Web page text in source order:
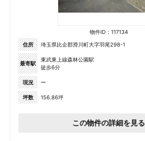
物件ID：117134
住所
埼玉県比企郡滑川町大字羽尾298-1
最寄駅
東武東上線森林公園駅
徒歩6分
現況 ー
坪数 156.86坪
この物件の詳細を見る